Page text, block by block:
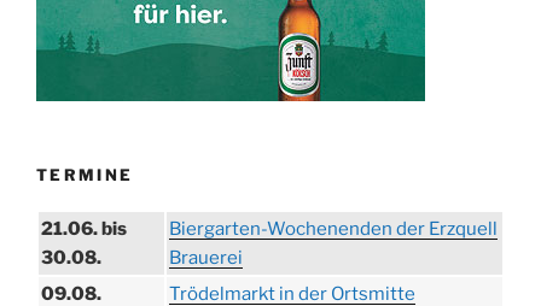
TERMINE
21.06. bis
30.08.
Biergarten-Wochenenden der Erzquell
Brauerei
09.08.
Trödelmarkt in der Ortsmitte